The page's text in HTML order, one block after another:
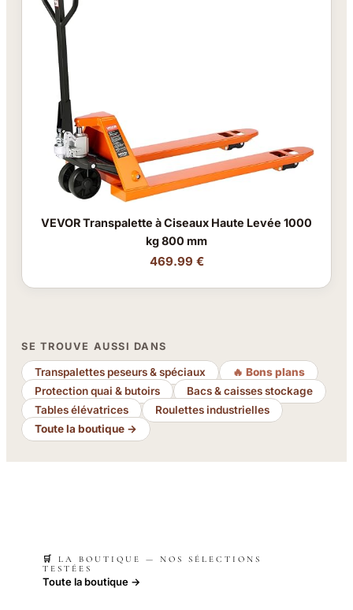
VEVOR Transpalette à Ciseaux Haute Levée 1000
kg 800 mm
469.99 €
SE TROUVE AUSSI DANS
Transpalettes peseurs & spéciaux
🔥 Bons plans
Protection quai & butoirs
Bacs & caisses stockage
Tables élévatrices
Roulettes industrielles
Toute la boutique →
🛒 LA BOUTIQUE — NOS SÉLECTIONS
TESTÉES
Toute la boutique →